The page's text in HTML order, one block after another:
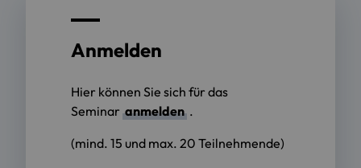
Anmelden
Hier können Sie sich für das
Seminar anmelden .
(mind. 15 und max. 20 Teilnehmende)